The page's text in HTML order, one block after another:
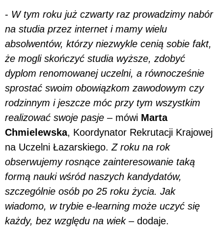
- W tym roku już czwarty raz prowadzimy nabór
na studia przez internet i mamy wielu
absolwentów, którzy niezwykle cenią sobie fakt,
że mogli skończyć studia wyższe, zdobyć
dyplom renomowanej uczelni, a równocześnie
sprostać swoim obowiązkom zawodowym czy
rodzinnym i jeszcze móc przy tym wszystkim
realizować swoje pasje – mówi Marta
Chmielewska, Koordynator Rekrutacji Krajowej
na Uczelni Łazarskiego. Z roku na rok
obserwujemy rosnące zainteresowanie taką
formą nauki wśród naszych kandydatów,
szczególnie osób po 25 roku życia. Jak
wiadomo, w trybie e-learning może uczyć się
każdy, bez względu na wiek – dodaje.